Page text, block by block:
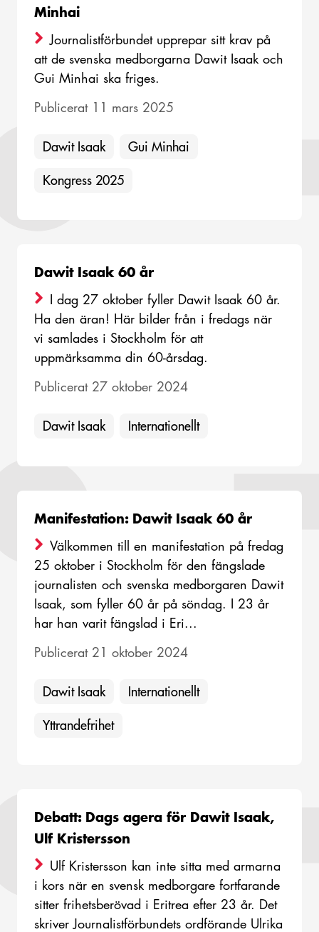
Minhai
Journalistförbundet upprepar sitt krav på
att de svenska medborgarna Dawit Isaak och
Gui Minhai ska friges.
Publicerat 11 mars 2025
Dawit Isaak Gui Minhai
Kongress 2025
Dawit Isaak 60 år
I dag 27 oktober fyller Dawit Isaak 60 år.
Ha den äran! Här bilder från i fredags när
vi samlades i Stockholm för att
uppmärksamma din 60-årsdag.
Publicerat 27 oktober 2024
Dawit Isaak Internationellt
Manifestation: Dawit Isaak 60 år
Välkommen till en manifestation på fredag
25 oktober i Stockholm för den fängslade
journalisten och svenska medborgaren Dawit
Isaak, som fyller 60 år på söndag. I 23 år
har han varit fängslad i Eri...
Publicerat 21 oktober 2024
Dawit Isaak Internationellt
Yttrandefrihet
Debatt: Dags agera för Dawit Isaak,
Ulf Kristersson
Ulf Kristersson kan inte sitta med armarna
i kors när en svensk medborgare fortfarande
sitter frihetsberövad i Eritrea efter 23 år. Det
skriver Journalistförbundets ordförande Ulrika